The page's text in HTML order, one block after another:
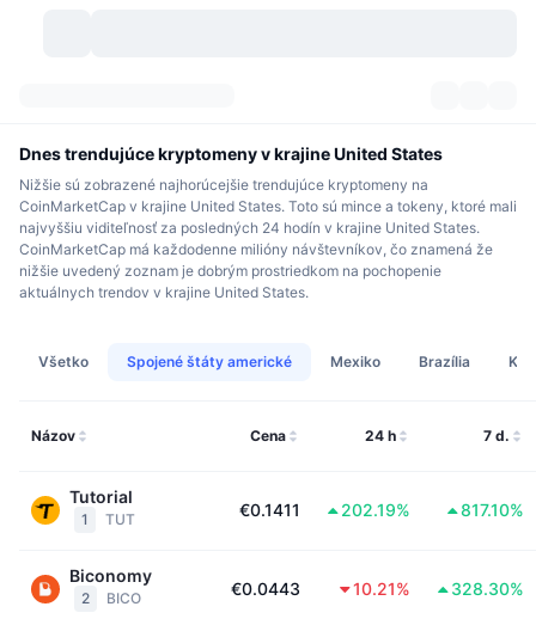
Poradie
Kategórie
Odomknutia tokenov
Výnosy
Aktíva v skutočnom svete
Trhy
Prehľad trhu
Počet kryptomien
Pokladnice Bitcoin
Pokladnice BNB
DexScan
Signály New
Nový
Burzy
Spot
Deriváty
Decentralizované burzy
Spot
Informačné kanály
Témy
Živé relácie
Sentiment
API
API
Krypto API
Podnik
Produkty
Produkty
Newsletter
Dnes trendujúce kryptomeny v krajine United States
Nižšie sú zobrazené najhorúcejšie trendujúce kryptomeny na
CoinMarketCap v krajine United States. Toto sú mince a tokeny, ktoré mali
najvyššiu viditeľnosť za posledných 24 hodín v krajine United States.
CoinMarketCap má každodenne milióny návštevníkov, čo znamená že
nižšie uvedený zoznam je dobrým prostriedkom na pochopenie
aktuálnych trendov v krajine United States.
Všetko Spojené štáty americké Mexiko Brazília
Názov Cena 24 h 7 d.
Tutorial
1 TUT €0.1411 202.19% 817.10%
Biconomy
2 BICO €0.0443 10.21% 328.30%